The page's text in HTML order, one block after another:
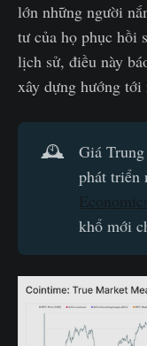
lớn những người
tư của họ phục hồi
lịch sử, điều này
xây dựng hướng
🕰️
Giá
phát triển
khổ mới